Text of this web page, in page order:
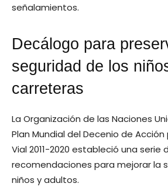
señalamientos.
Decálogo para
seguridad de los
carreteras
La Organización de las Naciones
Plan Mundial del Decenio de
Vial 2011-2020 estableció una serie
recomendaciones para mejorar la
niños y adultos.